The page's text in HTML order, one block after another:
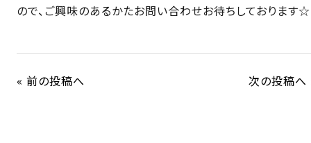
ので、ご興味のあるかたお問い合わせお待ちしております☆
« 前の投稿へ 次の投稿へ